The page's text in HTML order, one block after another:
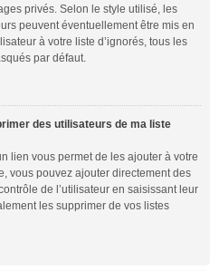
privés. Selon le style utilisé, les
peuvent éventuellement être mis en
à votre liste d’ignorés, tous les
par défaut.
des utilisateurs de ma liste
lien vous permet de les ajouter à votre
vous pouvez ajouter directement des
de l’utilisateur en saisissant leur
les supprimer de vos listes